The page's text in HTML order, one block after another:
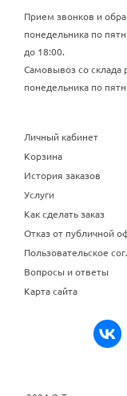
Прием звонков и
понедельника по
до 18:00.
Самовывоз со склада
понедельника по
Личный кабинет
Корзина
История заказов
Услуги
Как сделать заказ
Отказ от публичной
Пользовательское
Вопросы и ответы
Карта сайта